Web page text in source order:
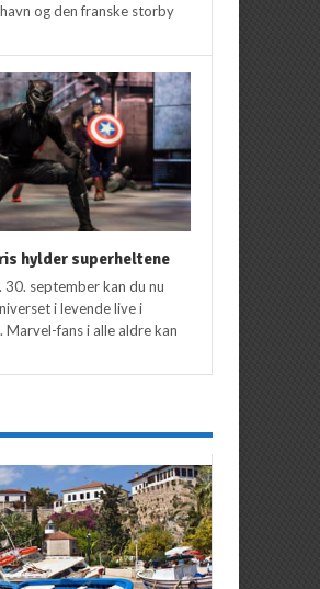
og den franske storby
hylder superheltene
30. september kan du nu
i levende live i
Marvel-fans i alle aldre kan